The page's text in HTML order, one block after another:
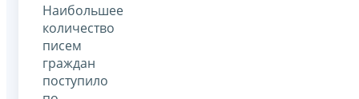
Наибольшее
количество
писем
граждан
поступило